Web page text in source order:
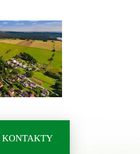
KONTAKTY